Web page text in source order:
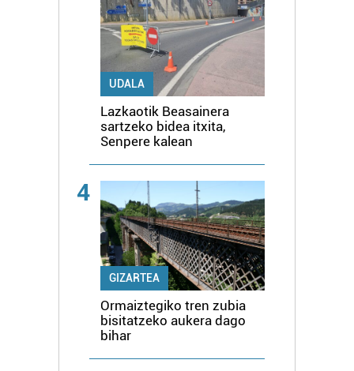
UDALA
Lazkaotik Beasainera
sartzeko bidea itxita,
Senpere kalean
4
GIZARTEA
Ormaiztegiko tren zubia
bisitatzeko aukera dago
bihar